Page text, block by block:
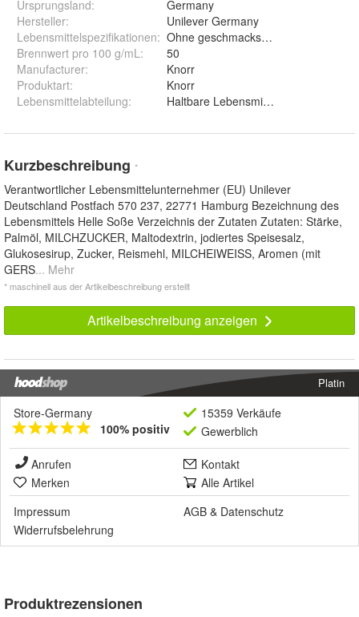
Ursprungsland:
Germany
Hersteller:
Unilever Germany
Lebensmittelspezifikationen: Ohne geschmacksverstärkende
Brennwert pro 100 g/mL :
50
Manufacturer:
Knorr
Produktart:
Knorr
Lebensmittelabteilung: Haltbare Lebensmittel
Kurzbeschreibung *
Verantwortlicher Lebensmittelunternehmer (EU) Unilever
Deutschland Postfach 570 237, 22771 Hamburg Bezeichnung des
Lebensmittels Helle Soße Verzeichnis der Zutaten Zutaten: Stärke,
Palmöl, MILCHZUCKER, Maltodextrin, jodiertes Speisesalz,
Glukosesirup, Zucker, Reismehl, MILCHEIWEISS, Aromen (mit
GERS... Mehr
* maschinell aus der Artikelbeschreibung erstellt
Artikelbeschreibung anzeigen
Platin
Store-Germany
100% positiv
15359 Verkäufe
Gewerblich
Anrufen
Kontakt
Merken
Alle Artikel
Impressum
AGB & Datenschutz
Widerrufsbelehrung
Produktrezensionen